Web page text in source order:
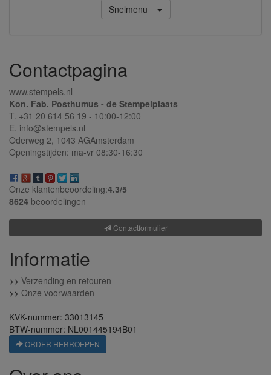
Snelmenu
Contactpagina
www.stempels.nl
Kon. Fab. Posthumus - de Stempelplaats
T. +31 20 614 56 19 - 10:00-12:00
E. info@stempels.nl
Oderweg 2, 1043 AGAmsterdam
Openingstijden: ma-vr 08:30-16:30
Onze klantenbeoordeling:4.3/5
8624 beoordelingen
Contactformulier
Informatie
>> Verzending en retouren
>> Onze voorwaarden
KVK-nummer: 33013145
BTW-nummer: NL001445194B01
ORDER HERROEPEN